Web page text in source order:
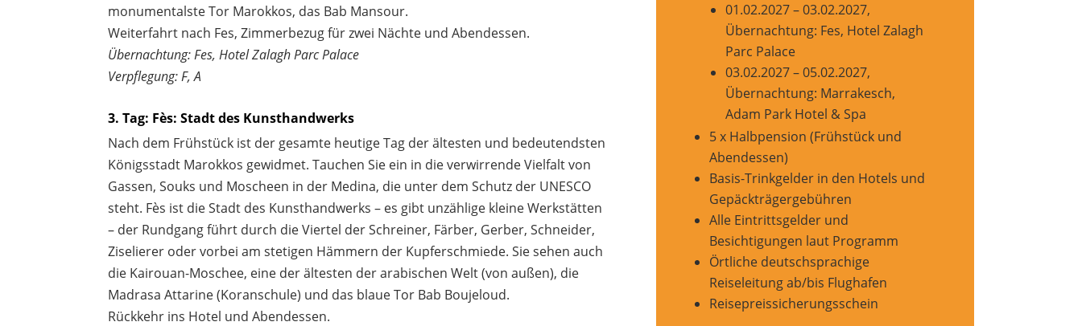
monumentalste Tor Marokkos, das Bab Mansour.
Weiterfahrt nach Fes, Zimmerbezug für zwei Nächte und Abendessen.
Übernachtung: Fes, Hotel Zalagh Parc Palace
Verpflegung: F, A
3. Tag: Fès: Stadt des Kunsthandwerks
Nach dem Frühstück ist der gesamte heutige Tag der ältesten und bedeutendsten
Königsstadt Marokkos gewidmet. Tauchen Sie ein in die verwirrende Vielfalt von
Gassen, Souks und Moscheen in der Medina, die unter dem Schutz der UNESCO
steht. Fès ist die Stadt des Kunsthandwerks – es gibt unzählige kleine Werkstätten
– der Rundgang führt durch die Viertel der Schreiner, Färber, Gerber, Schneider,
Ziselierer oder vorbei am stetigen Hämmern der Kupferschmiede. Sie sehen auch
die Kairouan-Moschee, eine der ältesten der arabischen Welt (von außen), die
Madrasa Attarine (Koranschule) und das blaue Tor Bab Boujeloud.
Rückkehr ins Hotel und Abendessen.
01.02.2027 – 03.02.2027,
Übernachtung: Fes, Hotel Zalagh
Parc Palace
03.02.2027 – 05.02.2027,
Übernachtung: Marrakesch,
Adam Park Hotel & Spa
5 x Halbpension (Frühstück und
Abendessen)
Basis-Trinkgelder in den Hotels und
Gepäckträgergebühren
Alle Eintrittsgelder und
Besichtigungen laut Programm
Örtliche deutschsprachige
Reiseleitung ab/bis Flughafen
Reisepreissicherungsschein